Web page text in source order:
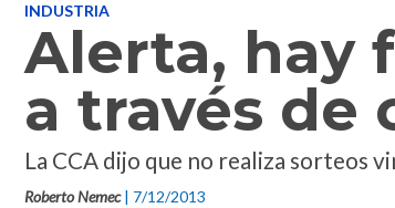
INDUSTRIA
Alerta, hay
a través de
La CCA dijo que no realiza sorteos
Roberto Nemec | 7/12/2013